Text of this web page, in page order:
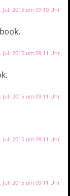
Juli 2015 um 09:10 Uhr
Juli 2015 um 09:11 Uhr
Juli 2015 um 09:11 Uhr
Juli 2015 um 09:11 Uhr
Juli 2015 um 09:11 Uhr